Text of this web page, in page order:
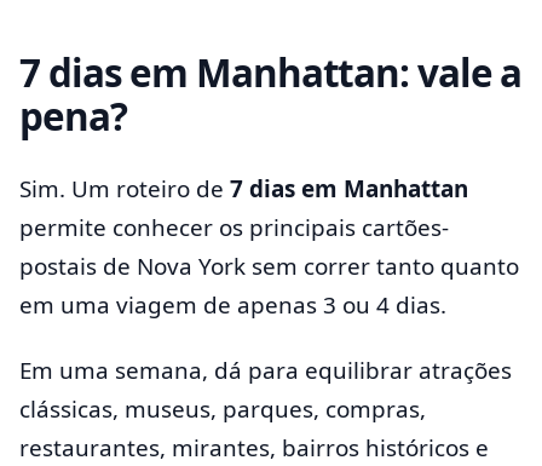
7 dias em Manhattan: vale a
pena?
Sim. Um roteiro de 7 dias em Manhattan
permite conhecer os principais cartões-
postais de Nova York sem correr tanto quanto
em uma viagem de apenas 3 ou 4 dias.
Em uma semana, dá para equilibrar atrações
clássicas, museus, parques, compras,
restaurantes, mirantes, bairros históricos e